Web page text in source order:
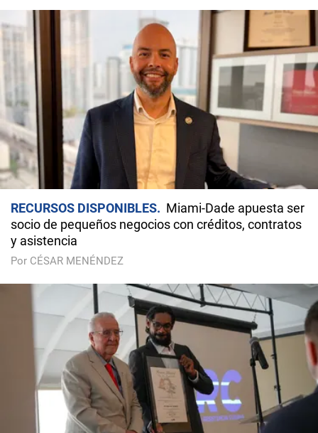
RECURSOS DISPONIBLES
Miami-Dade apuesta ser
socio de pequeños negocios con créditos, contratos
y asistencia
Por CÉSAR MENÉNDEZ